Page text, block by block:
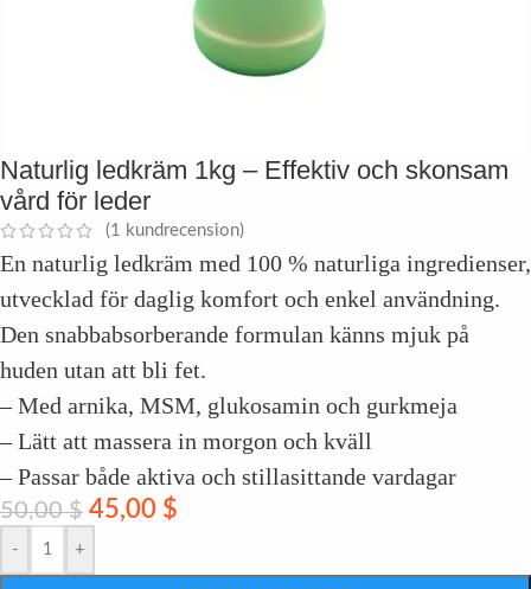
Naturlig ledkräm 1kg – Effektiv och skonsam
vård för leder
(1 kundrecension)
En naturlig ledkräm med 100 % naturliga ingredienser,
utvecklad för daglig komfort och enkel användning.
Den snabbabsorberande formulan känns mjuk på
huden utan att bli fet.
– Med arnika, MSM, glukosamin och gurkmeja
– Lätt att massera in morgon och kväll
– Passar både aktiva och stillasittande vardagar
50,00$ 45,00 $
- +